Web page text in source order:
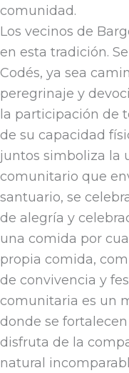
comunidad.
Los vecinos de
en esta tradición.
Codés, ya sea
peregrinaje y
la participación de
de su capacidad
juntos simboliza la
comunitario que
santuario, se
de alegría y
una comida por
propia comida,
de convivencia y
comunitaria es un
donde se
disfruta de la
natural